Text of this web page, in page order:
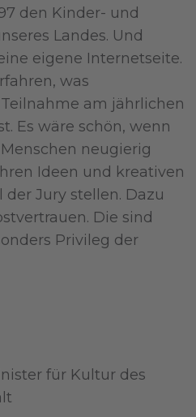
den Kinder- und
Landes. Und
eigene Internetseite.
was
am jährlichen
Es wäre schön, wenn
neugierig
Ideen und kreativen
Jury stellen. Dazu
Die sind
Privileg der
für Kultur des